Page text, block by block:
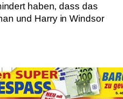
haben, dass das
und Harry in Windsor